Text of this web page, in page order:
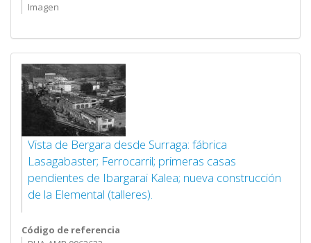
Imagen
Vista de Bergara desde Surraga: fábrica
Lasagabaster; Ferrocarril; primeras casas
pendientes de Ibargarai Kalea; nueva construcción
de la Elemental (talleres).
Código de referencia